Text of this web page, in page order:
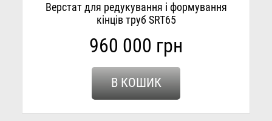
Верстат для редукування і формування
кінців труб SRT65
960 000 грн
В КОШИК